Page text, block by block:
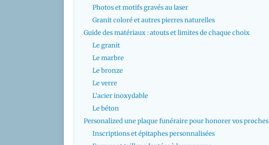
Photos et motifs gravés au laser
Granit coloré et autres pierres naturelles
Guide des matériaux : atouts et limites de chaque choix
Le granit
Le marbre
Le bronze
Le verre
L’acier inoxydable
Le béton
Personalized une plaque funéraire pour honorer vos proches
Inscriptions et épitaphes personnalisées